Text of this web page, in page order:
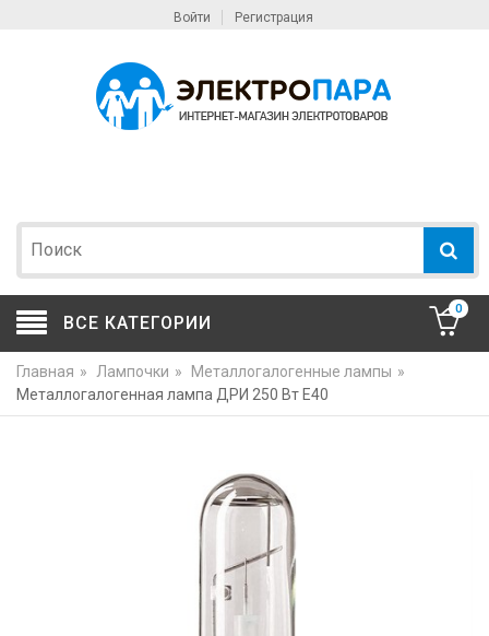
Войти Регистрация
ВСЕ КАТЕГОРИИ
0
Главная » Лампочки » Металлогалогенные лампы »
Металлогалогенная лампа ДРИ 250 Вт Е40